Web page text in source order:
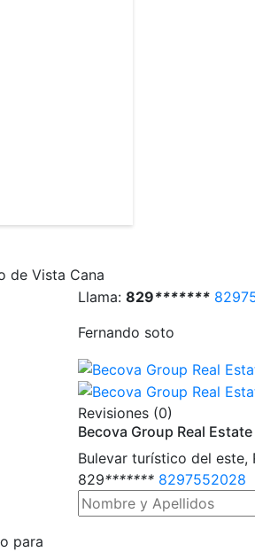
de Vista Cana
para
Llama: 829*******
Fernando soto
Revisiones (0)
Becova Group Real Estate
Bulevar turístico del este,
829******* 8297552028